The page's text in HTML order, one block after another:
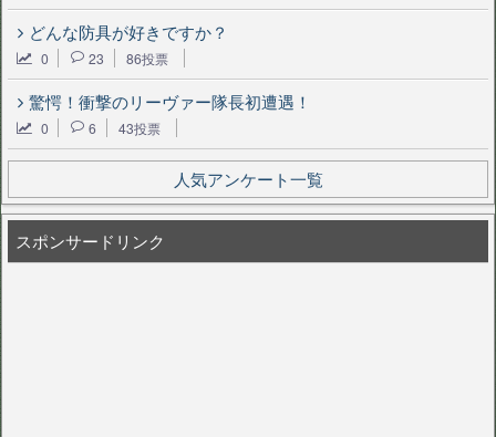
どんな防具が好きですか？
0 23 86投票
驚愕！衝撃のリーヴァー隊長初遭遇！
0 6 43投票
人気アンケート一覧
スポンサードリンク